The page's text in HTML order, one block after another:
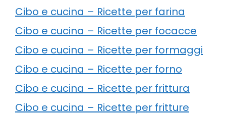
Cibo e cucina – Ricette per farina
Cibo e cucina – Ricette per focacce
Cibo e cucina – Ricette per formaggi
Cibo e cucina – Ricette per forno
Cibo e cucina – Ricette per frittura
Cibo e cucina – Ricette per fritture